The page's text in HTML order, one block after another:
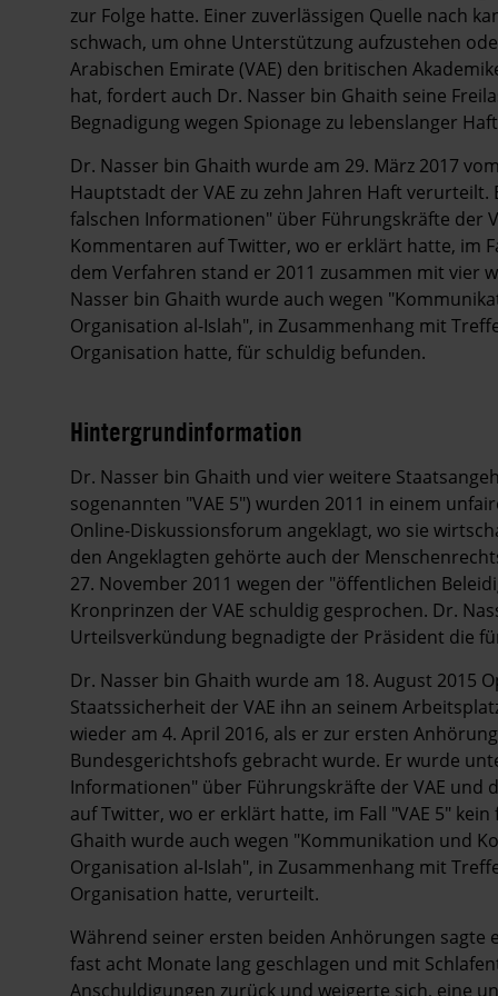
zur Folge hatte. Einer zuverlässigen Quelle nach
schwach, um ohne Unterstützung aufzustehen
Arabischen Emirate (VAE) den britischen
hat, fordert auch Dr. Nasser bin Ghaith seine
Begnadigung wegen Spionage zu lebenslanger
Dr. Nasser bin Ghaith wurde am 29. März 2017
Hauptstadt der VAE zu zehn Jahren Haft
falschen Informationen" über Führungskräfte der
Kommentaren auf Twitter, wo er erklärt hatte, im
dem Verfahren stand er 2011 zusammen mit vier
Nasser bin Ghaith wurde auch wegen
Organisation al-Islah", in Zusammenhang mit
Organisation hatte, für schuldig befunden.
Hintergrundinformation
Hintergrund
Dr. Nasser bin Ghaith und vier weitere
sogenannten "VAE 5") wurden 2011 in einem
Online-Diskussionsforum angeklagt, wo sie
den Angeklagten gehörte auch der
27. November 2011 wegen der "öffentlichen
Kronprinzen der VAE schuldig gesprochen. Dr.
Urteilsverkündung begnadigte der Präsident die
Dr. Nasser bin Ghaith wurde am 18. August 2015
Staatssicherheit der VAE ihn an seinem
wieder am 4. April 2016, als er zur ersten
Bundesgerichtshofs gebracht wurde. Er wurde
Informationen" über Führungskräfte der VAE und
auf Twitter, wo er erklärt hatte, im Fall "VAE 5"
Ghaith wurde auch wegen "Kommunikation und
Organisation al-Islah", in Zusammenhang mit
Organisation hatte, verurteilt.
Während seiner ersten beiden Anhörungen sagte
fast acht Monate lang geschlagen und mit
Anschuldigungen zurück und weigerte sich, eine